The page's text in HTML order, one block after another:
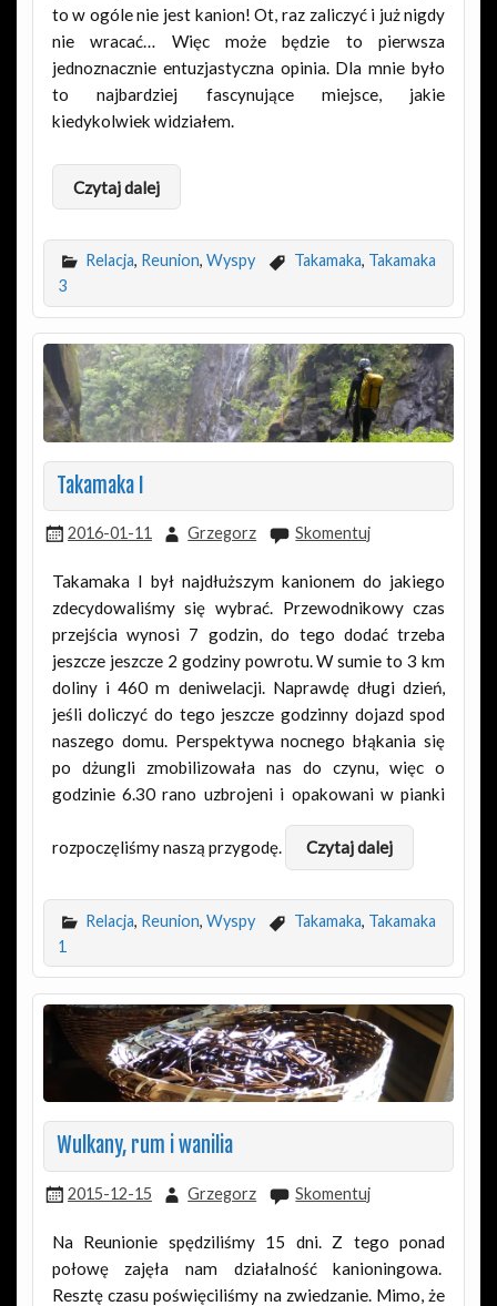
to w ogóle nie jest kanion! Ot, raz zaliczyć i już nigdy
nie wracać… Więc może będzie to pierwsza
jednoznacznie entuzjastyczna opinia. Dla mnie było
to najbardziej fascynujące miejsce, jakie
kiedykolwiek widziałem.
Czytaj dalej
Relacja, Reunion, Wyspy Takamaka, Takamaka
3
Takamaka I
2016-01-11 Grzegorz Skomentuj
Takamaka I był najdłuższym kanionem do jakiego
zdecydowaliśmy się wybrać. Przewodnikowy czas
przejścia wynosi 7 godzin, do tego dodać trzeba
jeszcze jeszcze 2 godziny powrotu. W sumie to 3 km
doliny i 460 m deniwelacji. Naprawdę długi dzień,
jeśli doliczyć do tego jeszcze godzinny dojazd spod
naszego domu. Perspektywa nocnego błąkania się
po dżungli zmobilizowała nas do czynu, więc o
godzinie 6.30 rano uzbrojeni i opakowani w pianki
rozpoczęliśmy naszą przygodę. Czytaj dalej
Relacja, Reunion, Wyspy Takamaka, Takamaka
1
Wulkany, rum i wanilia
2015-12-15 Grzegorz Skomentuj
Na Reunionie spędziliśmy 15 dni. Z tego ponad
połowę zajęła nam działalność kanioningowa.
Resztę czasu poświęciliśmy na zwiedzanie. Mimo, że